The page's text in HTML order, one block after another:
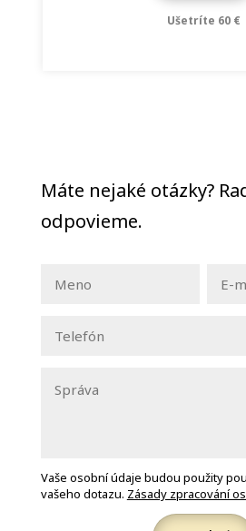
Ušetríte 60 €
Máte nejaké otázky?
odpovieme.
Vaše osobní údaje budou použity
vašeho dotazu. Zásady zpracování